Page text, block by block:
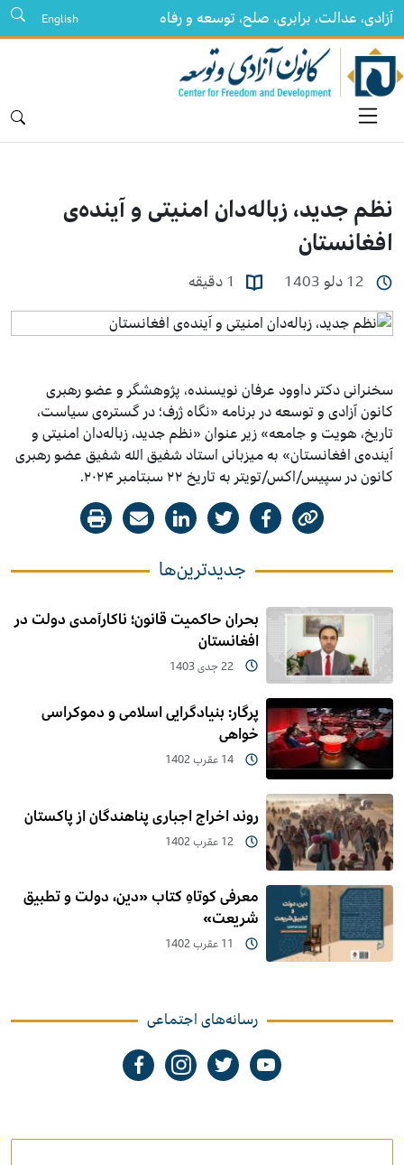
English آزادی، عدالت، برابری، صلح، توسعه و رفاه
نظم جدید، زباله‌دان امنیتی و آینده‌ی
افغانستان
12 دلو 1403 1 دقیقه
سخنرانی دکتر داوود عرفان نویسنده، پژوهشگر و عضو رهبری
کانون آزادی و توسعه در برنامه «نگاه ژرف؛ در گستره‌ی سیاست،
تاریخ، هویت و جامعه» زیر عنوان «نظم جدید، زباله‌دان امنیتی و
آینده‌ی افغانستان» به میزبانی استاد شفیق الله شفیق عضو رهبری
کانون در سپیس/اکس/تویتر به تاریخ ۲۲ سبتامبر ۲۰۲۴.
جدیدترین‌ها
بحران حاکمیت قانون؛ ناکارآمدی دولت در
افغانستان
22 جدی 1403
پرگار: بنیادگرایی اسلامی و دموکراسی
خواهی
14 عقرب 1402
روند اخراج اجباری پناهندگان از پاکستان
12 عقرب 1402
معرفی کوتاهِ کتاب «دین، دولت و تطبیق
شریعت»
11 عقرب 1402
رسانه‌های اجتماعی